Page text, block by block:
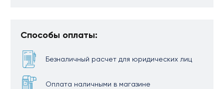
Способы оплаты:
Безналичный расчет для юридических лиц
Оплата наличными в магазине